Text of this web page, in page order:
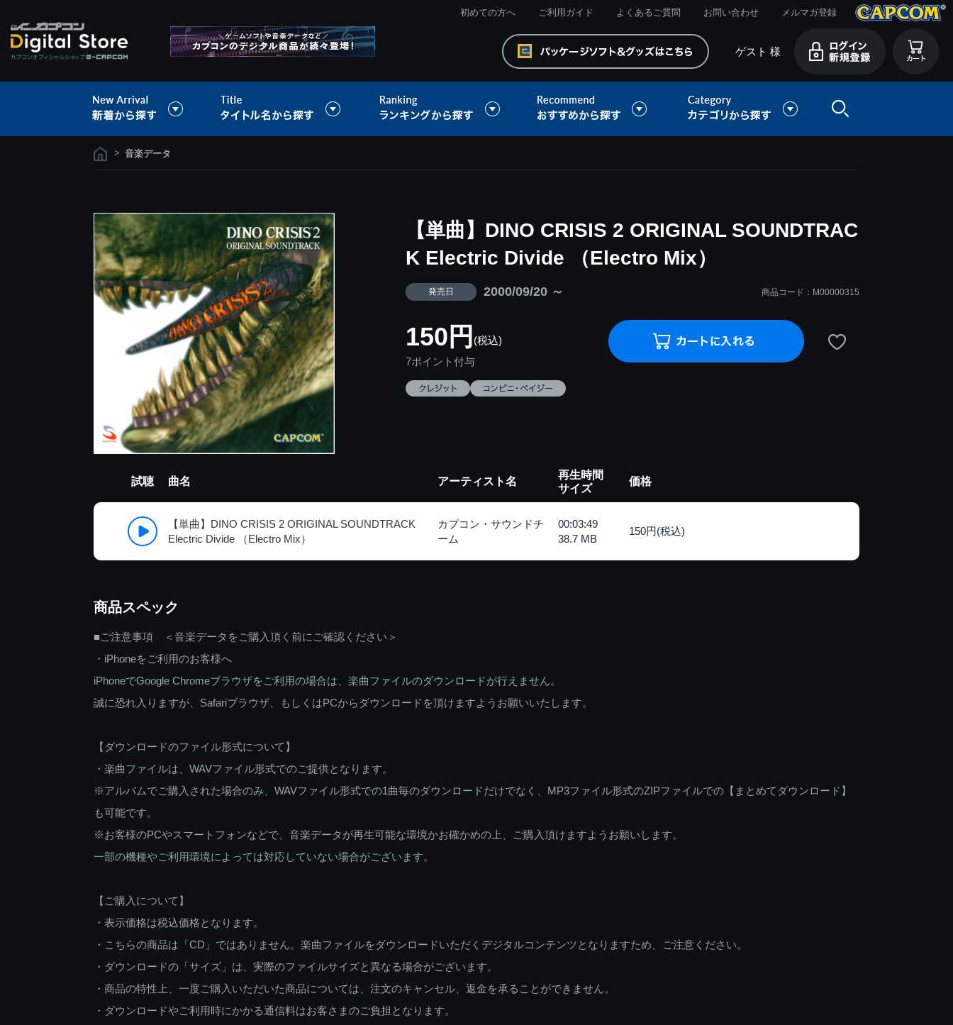
初めての方へ ご利用ガイド よくあるご質問 お問い合わせ メルマガ登録
ゲスト 様
> 音楽データ
【単曲】DINO CRISIS 2 ORIGINAL SOUNDTRAC
K Electric Divide （Electro Mix）
発売日 2000/09/20 ～ 商品コード：M00000315
150円 (税込)
7ポイント付与
試聴 曲名 アーティスト名
再生時間
サイズ
価格
【単曲】DINO CRISIS 2 ORIGINAL SOUNDTRACK
Electric Divide （Electro Mix）
カプコン・サウンドチ
ーム
00:03:49
38.7 MB
150円(税込)
商品スペック
■ご注意事項 ＜音楽データをご購入頂く前にご確認ください＞
・iPhoneをご利用のお客様へ
iPhoneでGoogle Chromeブラウザをご利用の場合は、楽曲ファイルのダウンロードが行えません。
誠に恐れ入りますが、Safariブラウザ、もしくはPCからダウンロードを頂けますようお願いいたします。
【ダウンロードのファイル形式について】
・楽曲ファイルは、WAVファイル形式でのご提供となります。
※アルバムでご購入された場合のみ、WAVファイル形式での1曲毎のダウンロードだけでなく、MP3ファイル形式のZIPファイルでの【まとめてダウンロード】
も可能です。
※お客様のPCやスマートフォンなどで、音楽データが再生可能な環境かお確かめの上、ご購入頂けますようお願いします。
一部の機種やご利用環境によっては対応していない場合がございます。
【ご購入について】
・表示価格は税込価格となります。
・こちらの商品は「CD」ではありません。楽曲ファイルをダウンロードいただくデジタルコンテンツとなりますため、ご注意ください。
・ダウンロードの「サイズ」は、実際のファイルサイズと異なる場合がございます。
・商品の特性上、一度ご購入いただいた商品については、注文のキャンセル、返金を承ることができません。
・ダウンロードやご利用時にかかる通信料はお客さまのご負担となります。